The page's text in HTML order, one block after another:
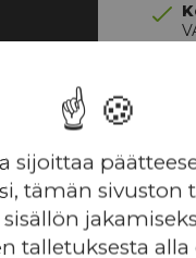
sijoittaa
tämän sivuston
talletuksesta